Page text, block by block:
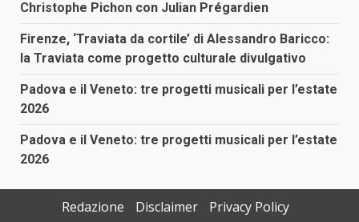
Christophe Pichon con Julian Prégardien
Firenze, ‘Traviata da cortile’ di Alessandro Baricco:
la Traviata come progetto culturale divulgativo
Padova e il Veneto: tre progetti musicali per l’estate
2026
Padova e il Veneto: tre progetti musicali per l’estate
2026
Redazione Disclaimer Privacy Policy